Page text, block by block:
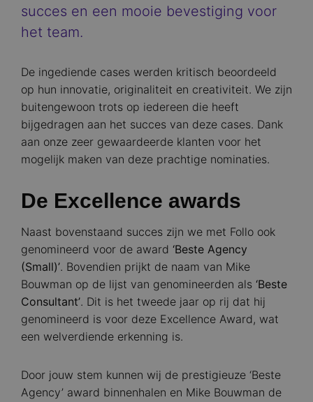
succes en een mooie bevestiging voor
het team.
De ingediende cases werden kritisch beoordeeld
op hun innovatie, originaliteit en creativiteit. We zijn
buitengewoon trots op iedereen die heeft
bijgedragen aan het succes van deze cases. Dank
aan onze zeer gewaardeerde klanten voor het
mogelijk maken van deze prachtige nominaties.
De Excellence awards
Naast bovenstaand succes zijn we met Follo ook
genomineerd voor de award ‘Beste Agency
(Small)’. Bovendien prijkt de naam van Mike
Bouwman op de lijst van genomineerden als ‘Beste
Consultant’. Dit is het tweede jaar op rij dat hij
genomineerd is voor deze Excellence Award, wat
een welverdiende erkenning is.
Door jouw stem kunnen wij de prestigieuze ‘Beste
Agency’ award binnenhalen en Mike Bouwman de